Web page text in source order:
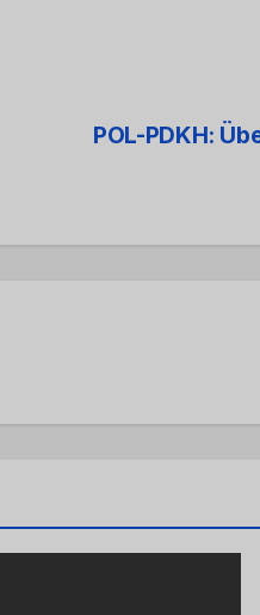
POL-PDKH: